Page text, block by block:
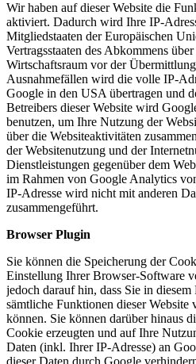
Wir haben auf dieser Website die
aktiviert. Dadurch wird Ihre IP-
Mitgliedstaaten der Europäischen
Vertragsstaaten des Abkommens
Wirtschaftsraum vor der
Ausnahmefällen wird die volle IP-
Google in den USA übertragen und
Betreibers dieser Website wird
benutzen, um Ihre Nutzung der
über die Websiteaktivitäten
der Websitenutzung und der
Dienstleistungen gegenüber dem
im Rahmen von Google Analytics
IP-Adresse wird nicht mit anderen
zusammengeführt.
Browser Plugin
Sie können die Speicherung der
Einstellung Ihrer Browser-Software
jedoch darauf hin, dass Sie in
sämtliche Funktionen dieser
können. Sie können darüber hinaus
Cookie erzeugten und auf Ihre
Daten (inkl. Ihrer IP-Adresse) an